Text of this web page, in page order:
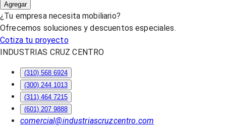
Agregar
¿Tu empresa necesita mobiliario?
Ofrecemos soluciones y descuentos especiales.
Cotiza tu proyecto
INDUSTRIAS CRUZ CENTRO
(310) 568 6924
(300) 244 1013
(311) 464 7215
(601) 207 9888
comercial@industriascruzcentro.com